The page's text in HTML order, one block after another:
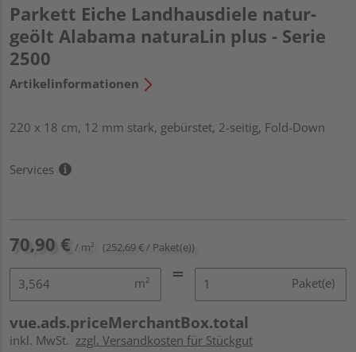
Parkett Eiche Landhausdiele natur-
geölt Alabama naturaLin plus - Serie
2500
Artikelinformationen
220 x 18 cm, 12 mm stark, gebürstet, 2-seitig, Fold-Down
Services
70,90 € / m² (252,69 € / Paket(e))
m² Paket(e)
vue.ads.priceMerchantBox.total
inkl. MwSt. zzgl. Versandkosten für Stückgut